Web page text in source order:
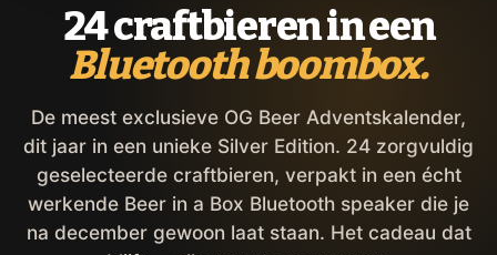
24 craftbieren in een
Bluetooth boombox.
De meest exclusieve OG Beer Adventskalender,
dit jaar in een unieke Silver Edition. 24 zorgvuldig
geselecteerde craftbieren, verpakt in een écht
werkende Beer in a Box Bluetooth speaker die je
na december gewoon laat staan. Het cadeau dat